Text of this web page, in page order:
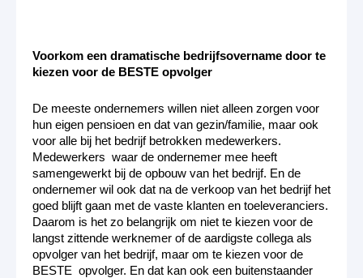
Voorkom een dramatische bedrijfsovername door te
kiezen voor de BESTE opvolger
De meeste ondernemers willen niet alleen zorgen voor
hun eigen pensioen en dat van gezin/familie, maar ook
voor alle bij het bedrijf betrokken medewerkers.
Medewerkers waar de ondernemer mee heeft
samengewerkt bij de opbouw van het bedrijf. En de
ondernemer wil ook dat na de verkoop van het bedrijf het
goed blijft gaan met de vaste klanten en toeleveranciers.
Daarom is het zo belangrijk om niet te kiezen voor de
langst zittende werknemer of de aardigste collega als
opvolger van het bedrijf, maar om te kiezen voor de
BESTE opvolger. En dat kan ook een buitenstaander